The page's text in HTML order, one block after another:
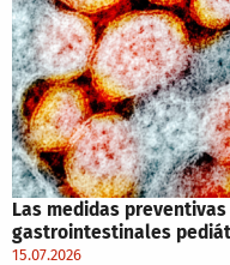
Las medidas
gastrointestinales
15.07.2026